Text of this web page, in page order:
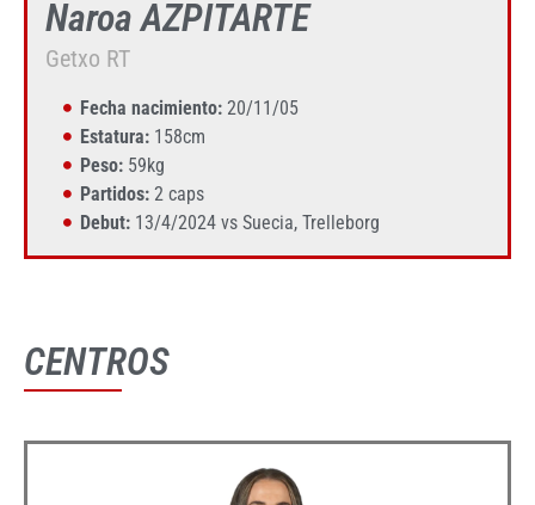
Naroa AZPITARTE
Getxo RT
Fecha nacimiento:20/11/05
Estatura:158cm
Peso:59kg
Partidos:2 caps
Debut:13/4/2024 vs Suecia, Trelleborg
CENTROS